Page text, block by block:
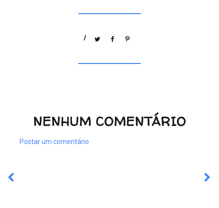
/
NENHUM COMENTÁRIO
Postar um comentário